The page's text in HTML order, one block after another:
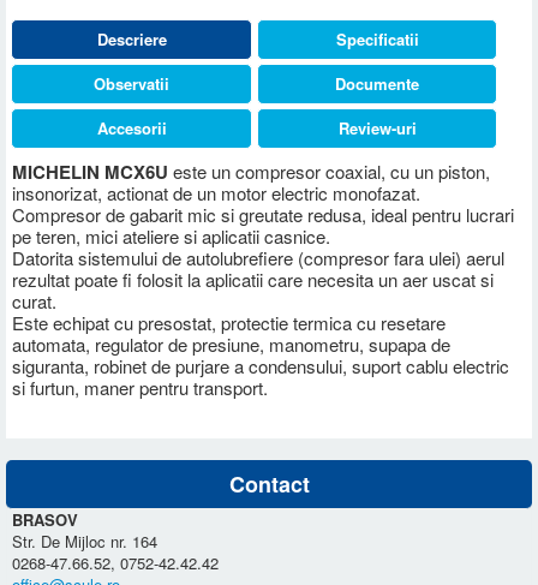
Descriere
MICHELIN MCX6U este un compresor coaxial, cu un piston,
insonorizat, actionat de un motor electric monofazat.
Compresor de gabarit mic si greutate redusa, ideal pentru lucrari
pe teren, mici ateliere si aplicatii casnice.
Datorita sistemului de autolubrefiere (compresor fara ulei) aerul
rezultat poate fi folosit la aplicatii care necesita un aer uscat si
curat.
Este echipat cu presostat, protectie termica cu resetare
automata, regulator de presiune, manometru, supapa de
siguranta, robinet de purjare a condensului, suport cablu electric
si furtun, maner pentru transport.
Specificatii
Observatii
Documente
Accesorii
Review-uri
Contact
BRASOV
Str. De Mijloc nr. 164
0268-47.66.52, 0752-42.42.42